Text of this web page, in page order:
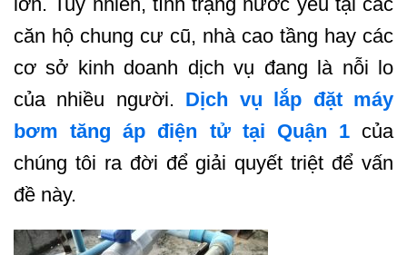
căn hộ chung cư cũ, nhà cao tầng hay các
cơ sở kinh doanh dịch vụ đang là nỗi lo
của nhiều người. Dịch vụ lắp đặt máy
bơm tăng áp điện tử tại Quận 1của
chúng tôi ra đời để giải quyết triệt để vấn
đề này.